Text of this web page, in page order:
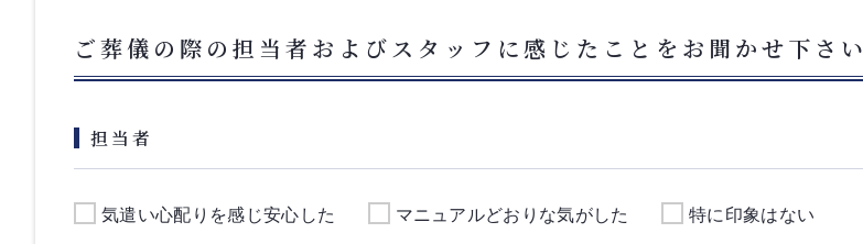
ご葬儀の際の担当者およびスタッフに感じたことをお聞かせ下さい
担当者
気遣い心配りを感じ安心した マニュアルどおりな気がした 特に印象はない